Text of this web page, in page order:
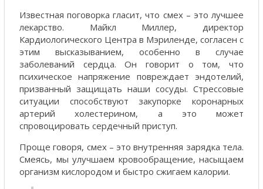
Известная поговорка гласит, что смех – это лучшее
лекарство. Майкл Миллер, директор
Кардиологического Центра в Мэриленде, согласен с
этим высказыванием, особенно в случае
заболеваний сердца. Он говорит о том, что
психическое напряжение повреждает эндотелий,
призванный защищать наши сосуды. Стрессовые
ситуации способствуют закупорке коронарных
артерий холестерином, а это может
спровоцировать сердечный приступ.
Проще говоря, смех – это внутренняя зарядка тела.
Смеясь, мы улучшаем кровообращение, насыщаем
организм кислородом и быстро сжигаем калории.